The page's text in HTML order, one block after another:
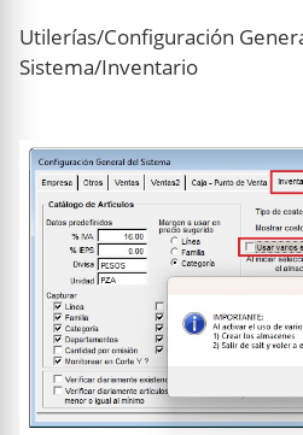
Utilerías/Configuración
Sistema/Inventario